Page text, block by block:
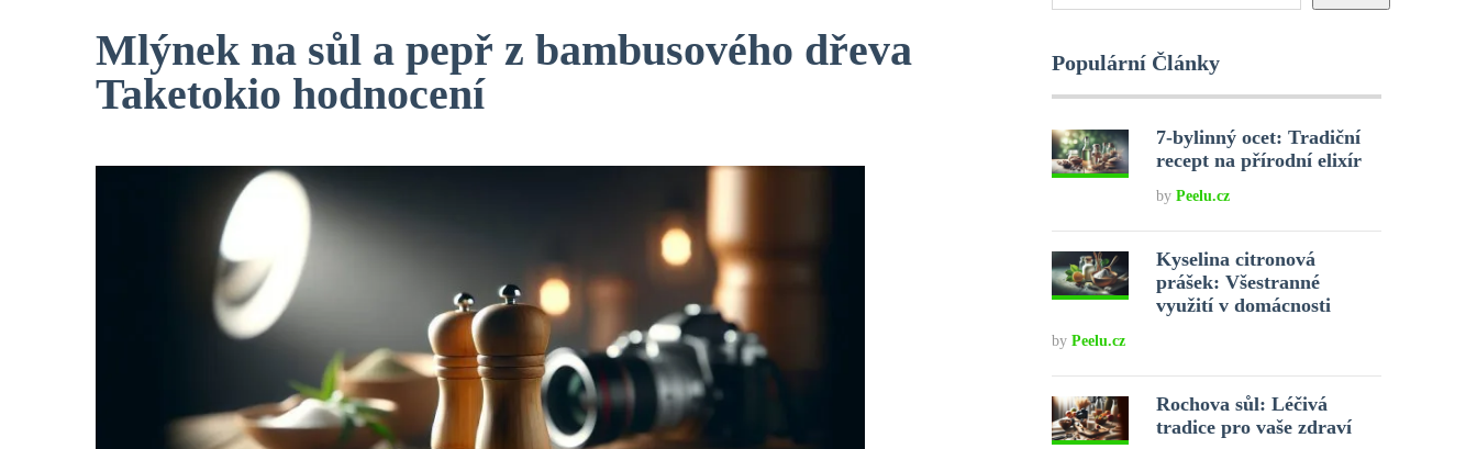
Mlýnek na sůl a pepř z bambusového dřeva
Taketokio hodnocení
Populární Články
7-bylinný ocet: Tradiční
recept na přírodní elixír
byPeelu.cz
Kyselina citronová
prášek: Všestranné
využití v domácnosti
by Peelu.cz
Rochova sůl: Léčivá
tradice pro vaše zdraví